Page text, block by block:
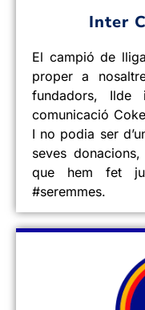
Inter
El campió de
proper a
fundadors,
comunicació
I no podia ser
seves
que hem fet
#seremmes.